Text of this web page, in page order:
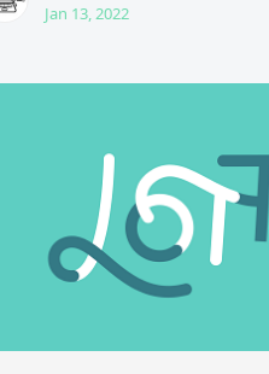
Jan 13, 2022